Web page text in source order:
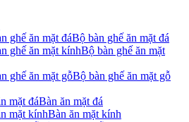
Bộ bàn ghế ăn mặt đá
Bộ bàn ghế ăn mặt
Bộ bàn ghế ăn mặt gỗ
Bàn ăn mặt đá
Bàn ăn mặt kính